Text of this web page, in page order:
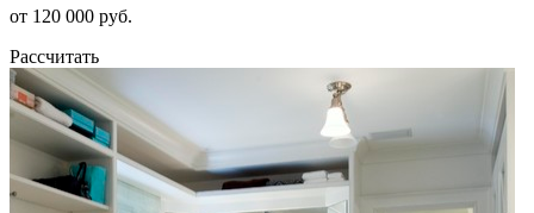
от 120 000 руб.
Рассчитать